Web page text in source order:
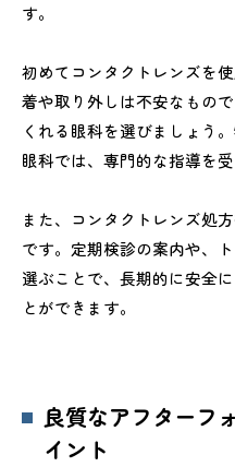
す。
初めてコンタクトレンズを
着や取り外しは不安なもの
くれる眼科を選びましょう
眼科では、専門的な指導を
また、コンタクトレンズ処
です。定期検診の案内や、
選ぶことで、長期的に安全
とができます。
良質なアフターフ
イント